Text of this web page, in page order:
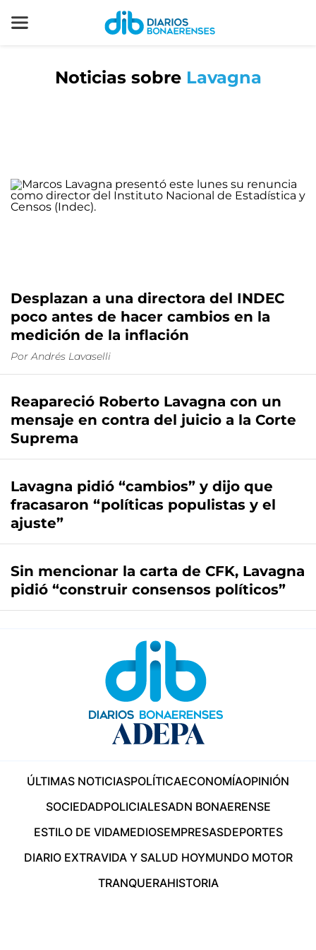
Noticias sobre Lavagna
Desplazan a una directora del INDEC
poco antes de hacer cambios en la
medición de la inflación
Por Andrés Lavaselli
Reapareció Roberto Lavagna con un
mensaje en contra del juicio a la Corte
Suprema
Lavagna pidió “cambios” y dijo que
fracasaron “políticas populistas y el
ajuste”
Sin mencionar la carta de CFK, Lavagna
pidió “construir consensos políticos”
ÚLTIMAS NOTICIASPOLÍTICAECONOMÍAOPINIÓN
SOCIEDADPOLICIALESADN BONAERENSE
ESTILO DE VIDAMEDIOSEMPRESASDEPORTES
DIARIO EXTRAVIDA Y SALUD HOYMUNDO MOTOR
TRANQUERAHISTORIA